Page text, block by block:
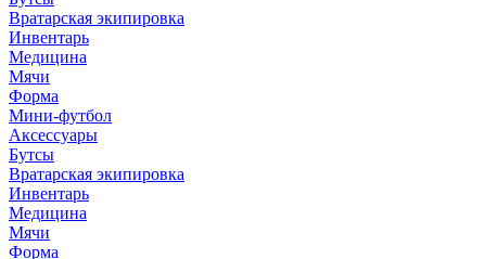
Вратарская экипировка
Инвентарь
Медицина
Мячи
Форма
Мини-футбол
Аксессуары
Бутсы
Вратарская экипировка
Инвентарь
Медицина
Мячи
Форма